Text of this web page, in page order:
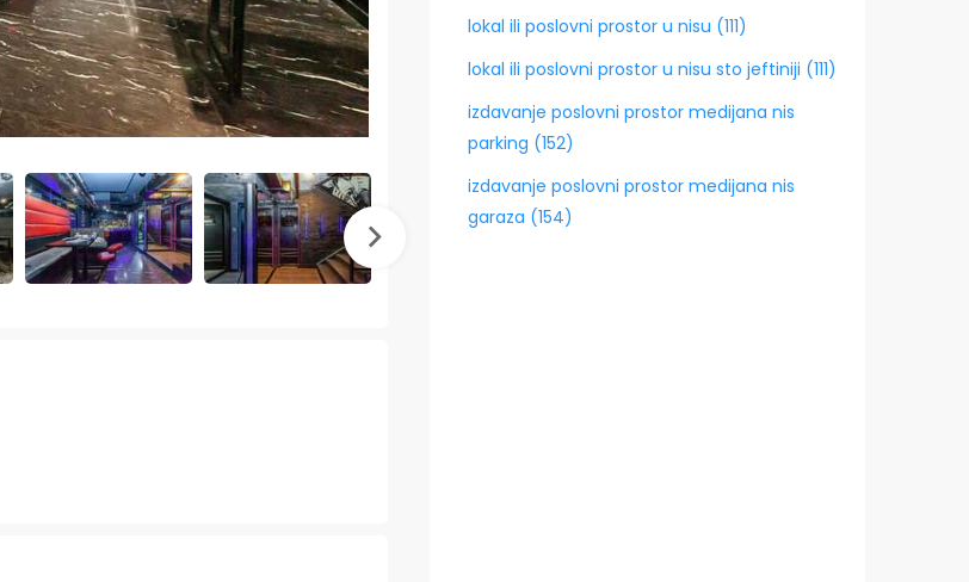
lokal ili poslovni prostor u nisu (111)
lokal ili poslovni prostor u nisu sto jeftiniji (111)
izdavanje poslovni prostor medijana nis
parking (152)
izdavanje poslovni prostor medijana nis
garaza (154)